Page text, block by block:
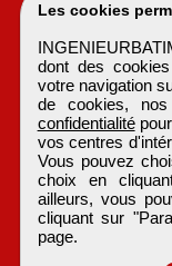
Les cookies
dont des
votre navigation
de cookies,
confidentialité
vos centres
Vous pouvez
choix en
ailleurs, vous
cliquant sur
page.